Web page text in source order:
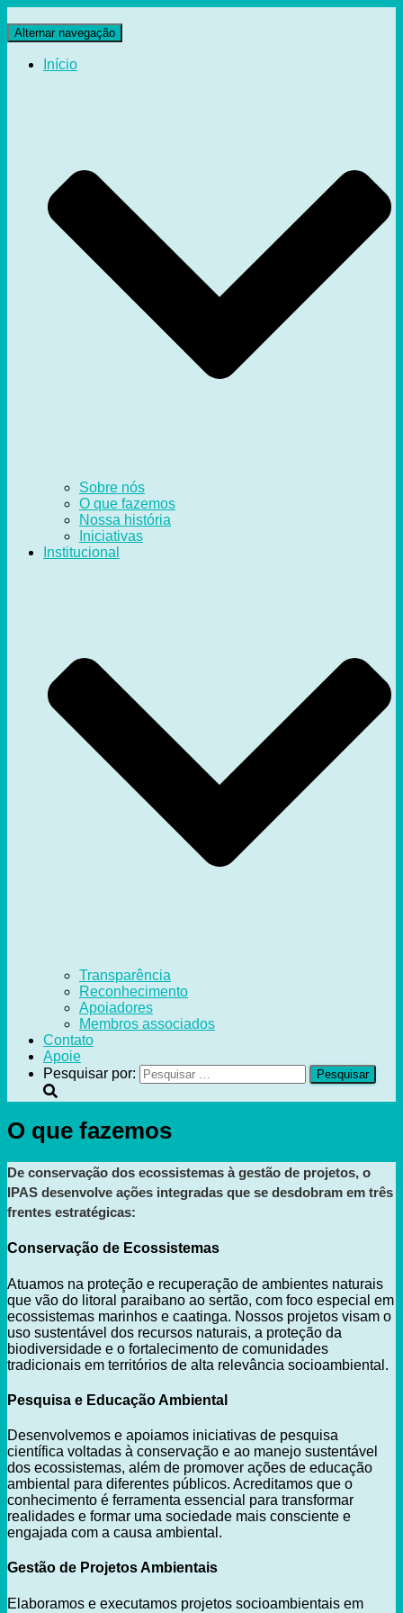
Alternar navegação
Início
Sobre nós
O que fazemos
Nossa história
Iniciativas
Institucional
Transparência
Reconhecimento
Apoiadores
Membros associados
Contato
Apoie
Pesquisar por:
O que fazemos
De conservação dos ecossistemas à gestão de projetos, o
IPAS desenvolve ações integradas que se desdobram em três
frentes estratégicas:
Conservação de Ecossistemas
Atuamos na proteção e recuperação de ambientes naturais
que vão do litoral paraibano ao sertão, com foco especial em
ecossistemas marinhos e caatinga. Nossos projetos visam o
uso sustentável dos recursos naturais, a proteção da
biodiversidade e o fortalecimento de comunidades
tradicionais em territórios de alta relevância socioambiental.
Pesquisa e Educação Ambiental
Desenvolvemos e apoiamos iniciativas de pesquisa
científica voltadas à conservação e ao manejo sustentável
dos ecossistemas, além de promover ações de educação
ambiental para diferentes públicos. Acreditamos que o
conhecimento é ferramenta essencial para transformar
realidades e formar uma sociedade mais consciente e
engajada com a causa ambiental.
Gestão de Projetos Ambientais
Elaboramos e executamos projetos socioambientais em